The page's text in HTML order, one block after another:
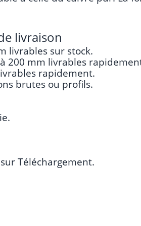
livraison
livrables sur stock.
200 mm livrables
rapidement.
brutes ou profils.
Téléchargement.